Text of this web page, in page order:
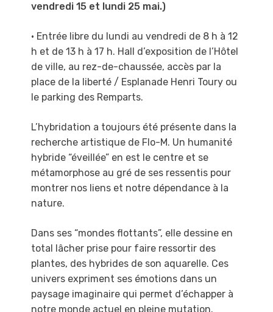
vendredi 15 et lundi 25 mai.)
• Entrée libre du lundi au vendredi de 8 h à 12
h et de 13 h à 17 h. Hall d’exposition de l’Hôtel
de ville, au rez-de-chaussée, accès par la
place de la liberté / Esplanade Henri Toury ou
le parking des Remparts.
L’hybridation a toujours été présente dans la
recherche artistique de Flo-M. Un humanité
hybride “éveillée” en est le centre et se
métamorphose au gré de ses ressentis pour
montrer nos liens et notre dépendance à la
nature.
Dans ses “mondes flottants”, elle dessine en
total lâcher prise pour faire ressortir des
plantes, des hybrides de son aquarelle. Ces
univers expriment ses émotions dans un
paysage imaginaire qui permet d’échapper à
notre monde actuel en pleine mutation.